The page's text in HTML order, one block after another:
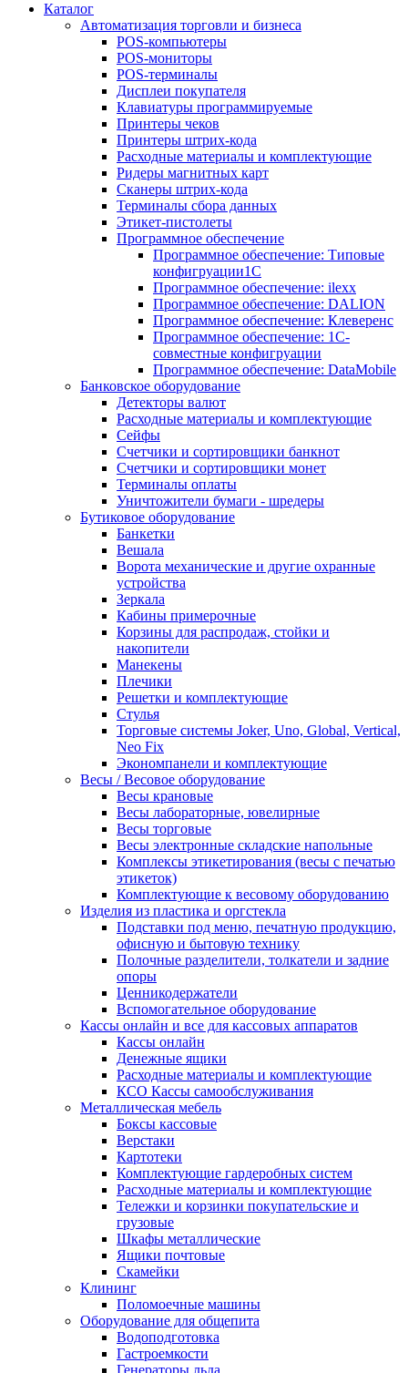
Каталог
Автоматизация торговли и бизнеса
POS-компьютеры
POS-мониторы
POS-терминалы
Дисплеи покупателя
Клавиатуры программируемые
Принтеры чеков
Принтеры штрих-кода
Расходные материалы и комплектующие
Ридеры магнитных карт
Сканеры штрих-кода
Терминалы сбора данных
Этикет-пистолеты
Программное обеспечение
Программное обеспечение: Типовые
конфигруации1С
Программное обеспечение: ilexx
Программное обеспечение: DALION
Программное обеспечение: Клеверенс
Программное обеспечение: 1С-
совместные конфигруации
Программное обеспечение: DataMobile
Банковское оборудование
Детекторы валют
Расходные материалы и комплектующие
Сейфы
Счетчики и сортировщики банкнот
Счетчики и сортировщики монет
Терминалы оплаты
Уничтожители бумаги - шредеры
Бутиковое оборудование
Банкетки
Вешала
Ворота механические и другие охранные
устройства
Зеркала
Кабины примерочные
Корзины для распродаж, стойки и
накопители
Манекены
Плечики
Решетки и комплектующие
Стулья
Торговые системы Joker, Uno, Global, Vertical,
Neo Fix
Экономпанели и комплектующие
Весы / Весовое оборудование
Весы крановые
Весы лабораторные, ювелирные
Весы торговые
Весы электронные складские напольные
Комплексы этикетирования (весы с печатью
этикеток)
Комплектующие к весовому оборудованию
Изделия из пластика и оргстекла
Подставки под меню, печатную продукцию,
офисную и бытовую технику
Полочные разделители, толкатели и задние
опоры
Ценникодержатели
Вспомогательное оборудование
Кассы онлайн и все для кассовых аппаратов
Кассы онлайн
Денежные ящики
Расходные материалы и комплектующие
КСО Кассы самообслуживания
Металлическая мебель
Боксы кассовые
Верстаки
Картотеки
Комплектующие гардеробных систем
Расходные материалы и комплектующие
Тележки и корзинки покупательские и
грузовые
Шкафы металлические
Ящики почтовые
Скамейки
Клининг
Поломоечные машины
Оборудование для общепита
Водоподготовка
Гастроемкости
Генераторы льда